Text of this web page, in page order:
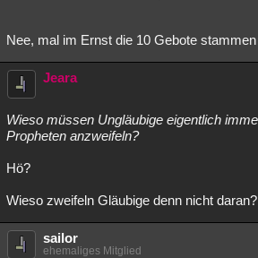
Nee, mal im Ernst die 10 Gebote
Jeara
Wieso müssen Ungläubige eigentlich
Propheten anzweifeln?
Hö?
Wieso zweifeln Gläubige denn nicht
sailor
ehemaliges Mitglied